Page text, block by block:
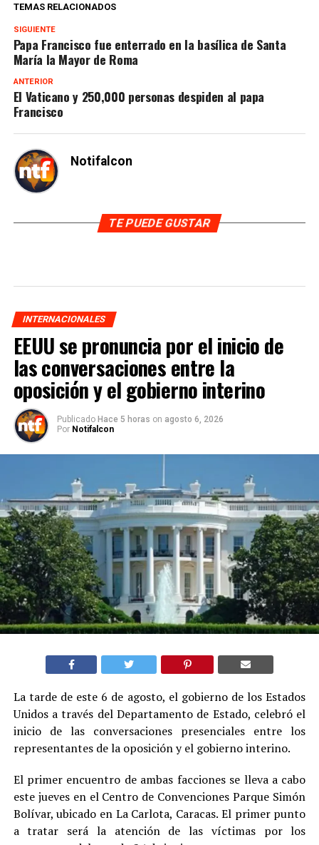
TEMAS RELACIONADOS
SIGUIENTE
Papa Francisco fue enterrado en la basílica de Santa
María la Mayor de Roma
ANTERIOR
El Vaticano y 250,000 personas despiden al papa
Francisco
Notifalcon
TE PUEDE GUSTAR
INTERNACIONALES
EEUU se pronuncia por el inicio de
las conversaciones entre la
oposición y el gobierno interino
Publicado Hace 5 horas on agosto 6, 2026
Por Notifalcon
La tarde de este 6 de agosto, el gobierno de los Estados
Unidos a través del Departamento de Estado, celebró el
inicio de las conversaciones presenciales entre los
representantes de la oposición y el gobierno interino.
El primer encuentro de ambas facciones se lleva a cabo
este jueves en el Centro de Convenciones Parque Simón
Bolívar, ubicado en La Carlota, Caracas. El primer punto
a tratar será la atención de las víctimas por los